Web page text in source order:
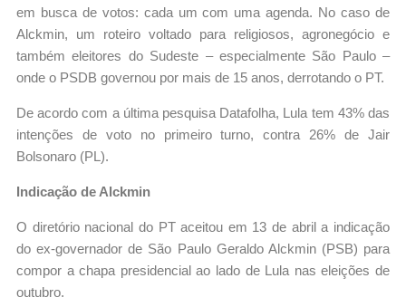
em busca de votos: cada um com uma agenda. No caso de
Alckmin, um roteiro voltado para religiosos, agronegócio e
também eleitores do Sudeste – especialmente São Paulo –
onde o PSDB governou por mais de 15 anos, derrotando o PT.
De acordo com a última pesquisa Datafolha, Lula tem 43% das
intenções de voto no primeiro turno, contra 26% de Jair
Bolsonaro (PL).
Indicação de Alckmin
O diretório nacional do PT aceitou em 13 de abril a indicação
do ex-governador de São Paulo Geraldo Alckmin (PSB) para
compor a chapa presidencial ao lado de Lula nas eleições de
outubro.